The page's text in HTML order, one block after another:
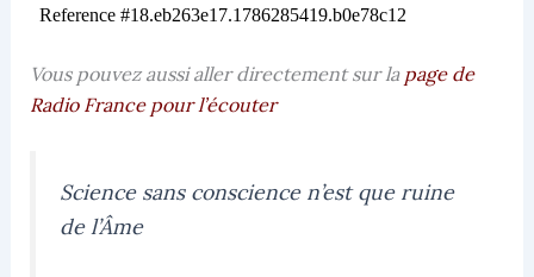
Vous pouvez aussi aller directement sur la page de
Radio France pour l’écouter
Science sans conscience n’est que ruine
de l’Âme